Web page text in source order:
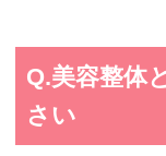
Q.美容整体
さい